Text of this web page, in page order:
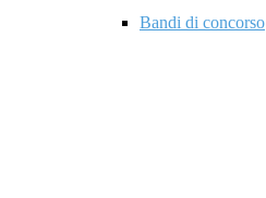
Bandi di concorso